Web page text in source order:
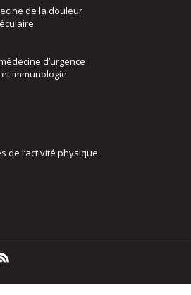
de la douleur
d’urgence
immunologie
de l’activité physique